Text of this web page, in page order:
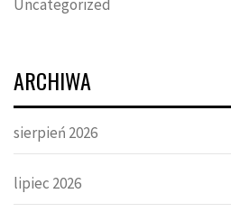
Uncategorized
ARCHIWA
sierpień 2026
lipiec 2026